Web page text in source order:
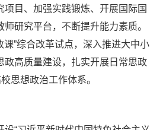
目、加强实践锻炼、开展国际国
研究平台，不断提升能力素质。
”综合改革试点，深入推进大中小
高质量建设，扎实开展日常思政
思想政治工作体系。